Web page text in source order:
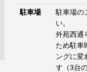
駐車場
駐車場の
い。
外苑西通
ため駐車
ングに変
す（3台の